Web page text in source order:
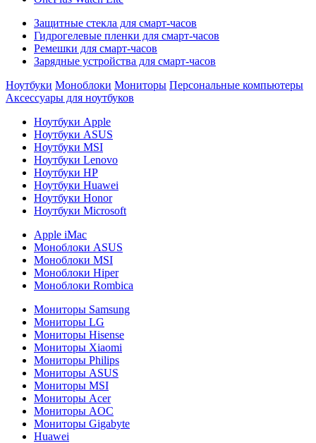
Защитные стекла для смарт-часов
Гидрогелевые пленки для смарт-часов
Ремешки для смарт-часов
Зарядные устройства для смарт-часов
Ноутбуки Моноблоки Мониторы Персональные компьютеры
Аксессуары для ноутбуков
Ноутбуки Apple
Ноутбуки ASUS
Ноутбуки MSI
Ноутбуки Lenovo
Ноутбуки HP
Ноутбуки Huawei
Ноутбуки Honor
Ноутбуки Microsoft
Apple iMac
Моноблоки ASUS
Моноблоки MSI
Моноблоки Hiper
Моноблоки Rombica
Мониторы Samsung
Мониторы LG
Мониторы Hisense
Мониторы Xiaomi
Мониторы Philips
Мониторы ASUS
Мониторы MSI
Мониторы Acer
Мониторы AOC
Мониторы Gigabyte
Huawei